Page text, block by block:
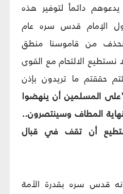
دائماً لتوفير هذه
الإمام قدس سره عام
نحذف من قاموسنا منطق
نستطيع الالتحام مع القوى
حققتم ما تريدون بإذن
المسلمين أن ينهضوا
المطاف وسينتصرون..
أن تقف في قبال
قدس سره بقدرة الأمة